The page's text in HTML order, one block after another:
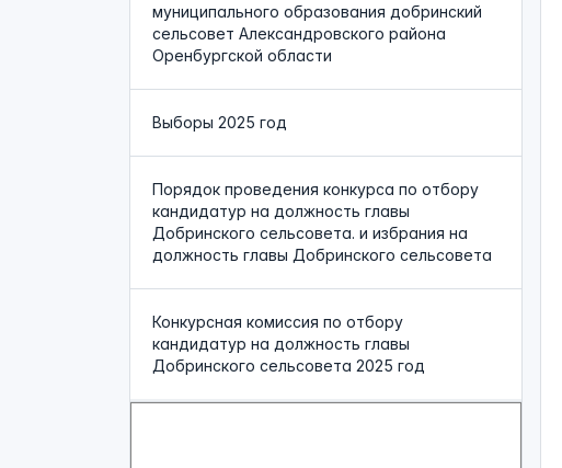
муниципального образования добринский
сельсовет Александровского района
Оренбургской области
Выборы 2025 год
Порядок проведения конкурса по отбору
кандидатур на должность главы
Добринского сельсовета. и избрания на
должность главы Добринского сельсовета
Конкурсная комиссия по отбору
кандидатур на должность главы
Добринского сельсовета 2025 год